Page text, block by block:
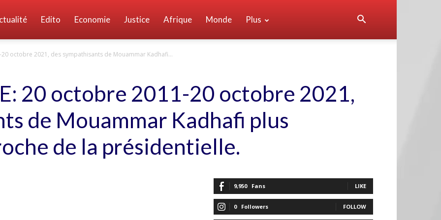
Edito Economie Justice Afrique Monde Plus
20 octobre 2021, des sympathisants de Mouammar Kadhafi...
20 octobre 2011-20 octobre 2021,
de Mouammar Kadhafi plus
de la présidentielle.
9,950 Fans LIKE
0 Followers FOLLOW